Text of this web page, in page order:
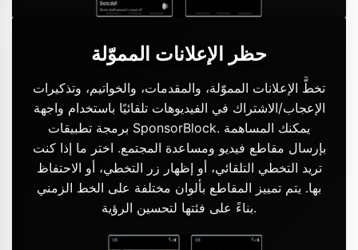
حظر الإعلانات المموّلة
تخطَّ الإعلانات المموّلة، والمقدمات، والخواتيم، وتذكيرات
الإعجاب/الاشتراك في الفيديوهات تلقائيًا باستخدام واجهة
برمجة تطبيقات SponsorBlock. يمكنك المساهمة
بإرسال مقاطع فيديو ومساعدة المجتمع. اختر ما إذا كنت
تريد التخطي التلقائي، أو إظهار زر التخطي، أو الاحتفاظ
بها. يتم تمييز المقاطع بألوان مختلفة على الخط الزمني
بناءً على فئتها لتحسين الرؤية.